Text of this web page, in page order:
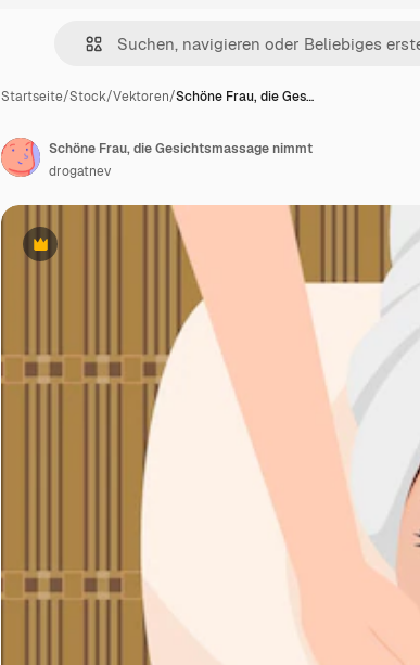
Startseite/Stock/Vektoren/Schöne Frau, die Ges…
Premium
Schöne Frau, die Gesichtsmassage nimmt
drogatnev